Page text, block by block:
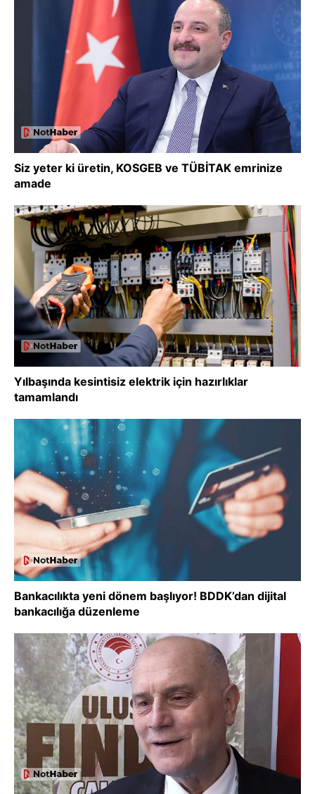
Siz yeter ki üretin, KOSGEB ve TÜBİTAK emrinize
amade
Yılbaşında kesintisiz elektrik için hazırlıklar
tamamlandı
Bankacılıkta yeni dönem başlıyor! BDDK’dan dijital
bankacılığa düzenleme